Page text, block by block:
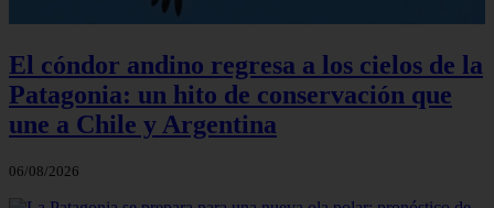
El cóndor andino regresa a los cielos de la
Patagonia: un hito de conservación que
une a Chile y Argentina
06/08/2026